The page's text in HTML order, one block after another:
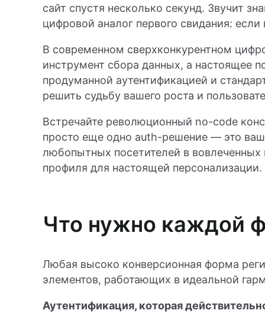
сайт спустя несколько секунд. Звучит
цифровой аналог первого свидания:
В современном сверхконкурентном
инструмент сбора данных, а настоящее
продуманной аутентификацией и
решить судьбу вашего роста и
Встречайте революционный no-code
просто еще одно auth-решение — это
любопытных посетителей в
профиля для настоящей персонализации.
Что нужно каждой
Любая высоко конверсионная форма
элементов, работающих в идеальной
Аутентификация, которая